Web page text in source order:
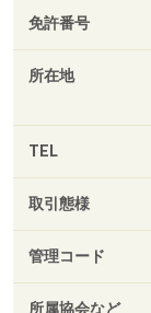
免許番号
所在地
TEL
取引態様
管理コード
所属協会など